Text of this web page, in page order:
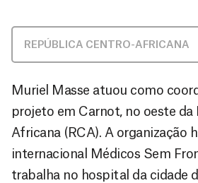
REPÚBLICA CENTRO-AFRICANA
Muriel Masse atuou como
projeto em Carnot, no oeste
Africana (RCA). A organização
internacional Médicos Sem
trabalha no hospital da cidade